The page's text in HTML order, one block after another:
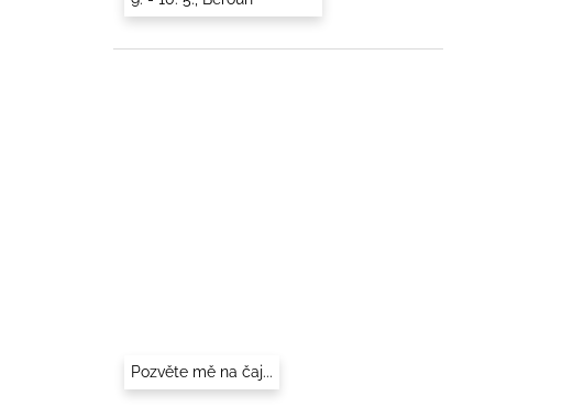
Pozvěte mě na čaj...